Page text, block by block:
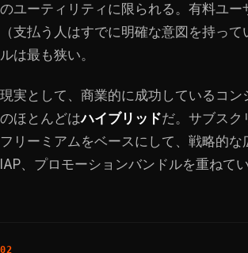
のユーティリティに限られる。有料ユー
（支払う人はすでに明確な意図を持っ
ルは最も狭い。
現実として、商業的に成功しているコン
のほとんどはハイブリッドだ。サブスク
フリーミアムをベースにして、戦略的な
IAP、プロモーションバンドルを重ねてい